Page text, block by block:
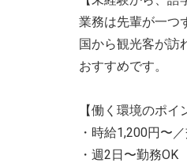
業務は先輩が一つ
国から観光客が訪
おすすめです。
【働く環境のポイ
・時給1,200円〜
・週2日〜勤務OK